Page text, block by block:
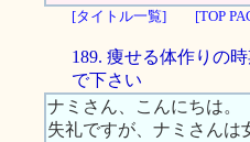
[タイトル一覧] [TOP
189. 痩せる体作りの
で下さい
ナミさん、こんにちは。
失礼ですが、ナミさんは